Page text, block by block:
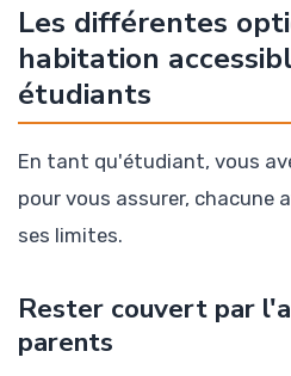
Les différentes
habitation
étudiants
En tant qu'étudiant, vous
pour vous assurer, chacune
ses limites.
Rester couvert par
parents